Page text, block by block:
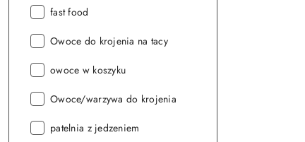
Seria:
fast food
Seria:
Owoce do krojenia na tacy
Seria:
owoce w koszyku
Seria:
Owoce/warzywa do krojenia
Seria:
patelnia z jedzeniem